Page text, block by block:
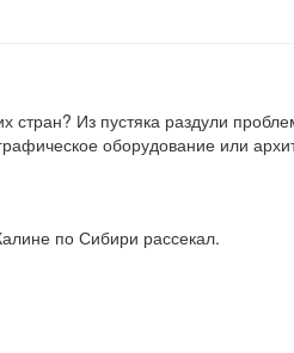
стран? Из пустяка раздули
оборудование или
по Сибири рассекал.